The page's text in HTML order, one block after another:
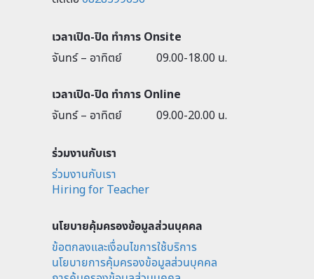
เวลาเปิด-ปิด ทำการ Onsite
จันทร์ – อาทิตย์
09.00-18.00 น.
เวลาเปิด-ปิด ทำการ Online
จันทร์ – อาทิตย์
09.00-20.00 น.
ร่วมงานกับเรา
ร่วมงานกับเรา
Hiring for Teacher
นโยบายคุ้มครองข้อมูลส่วนบุคคล
ข้อตกลงและเงื่อนไขการใช้บริการ
นโยบายการคุ้มครองข้อมูลส่วนบุคคล